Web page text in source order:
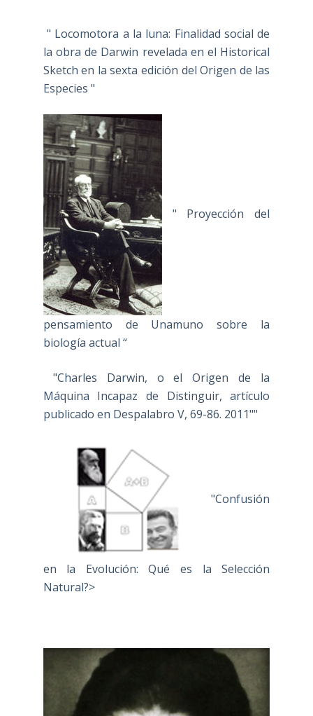
" Locomotora a la luna: Finalidad social de
la obra de Darwin revelada en el Historical
Sketch en la sexta edición del Origen de las
Especies "
" Proyección del
pensamiento de Unamuno sobre la
biología actual “
"Charles Darwin, o el Origen de la
Máquina Incapaz de Distinguir, artículo
publicado en Despalabro V, 69-86. 2011""
"Confusión
en la Evolución: Qué es la Selección
Natural?>